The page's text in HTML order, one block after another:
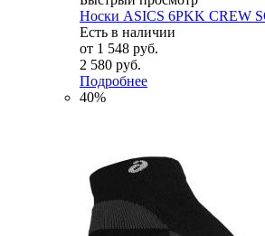
Носки ASICS 6PKK CREW
Есть в наличии
от 1 548 руб.
2 580 руб.
Подробнее
40%